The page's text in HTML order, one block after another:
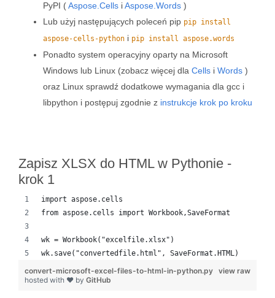
PyPI (Aspose.Cells iAspose.Words )
Lub użyj następujących poleceń pip pip install
aspose-cells-python i pip install aspose.words
Ponadto system operacyjny oparty na Microsoft
Windows lub Linux (zobacz więcej dla Cells i Words )
oraz Linux sprawdź dodatkowe wymagania dla gcc i
libpython i postępuj zgodnie z instrukcje krok po kroku
Zapisz XLSX do HTML w Pythonie -
krok 1
import aspose.cells
from aspose.cells import Workbook,SaveFormat
wk = Workbook("excelfile.xlsx")
wk.save("convertedfile.html", SaveFormat.HTML)
view raw
convert-microsoft-excel-files-to-html-in-python.py
hosted with ❤ by GitHub